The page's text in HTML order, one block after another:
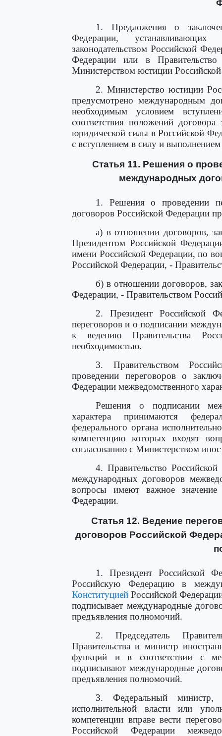
1. Предложения о
Федерации,
законодательством Российской
Федерации или в
Министерством юстиции
2. Министерство юстиции
предусмотрено международным
необходимым условием
соответствия положений
юридической силы в Российской
с вступлением в силу и
Статья 11. Решения о
международных
1. Решения о проведении
договоров Российской Федерации
а) в отношении договоров,
Президентом Российской
имени Российской Федерации, по
Российской Федерации, -
б) в отношении договоров,
Федерации, - Правительством
2. Президент Российской
переговоров и о подписании
к ведению Правительства
необходимостью.
3. Правительством
проведении переговоров о
Федерации межведомственного
Решения о подписании
характера принимаются
федерального органа
компетенцию которых входят
согласованию с Министерством
4. Правительство
международных договоров
вопросы имеют важное значение
Федерации.
Статья 12. Ведение
договоров Российской
1. Президент Российской
Российскую Федерацию в
Конституцией Российской
подписывает международные
предъявления полномочий.
2. Председатель
Правительства и министр
функций и в соответствии с
подписывают международные
предъявления полномочий.
3. Федеральный министр,
исполнительной власти или
компетенции вправе вести
Российской Федерации